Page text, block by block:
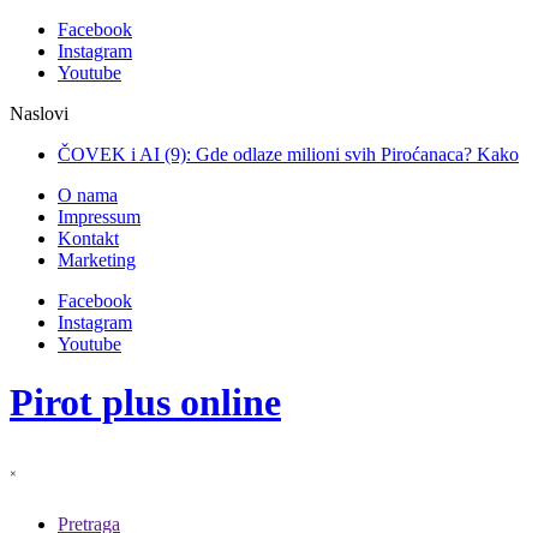
Facebook
Instagram
Youtube
Naslovi
ČOVEK i AI (9): Gde odlaze milioni svih Piroćanaca? Kako
O nama
Impressum
Kontakt
Facebook
Instagram
Pirot plus online